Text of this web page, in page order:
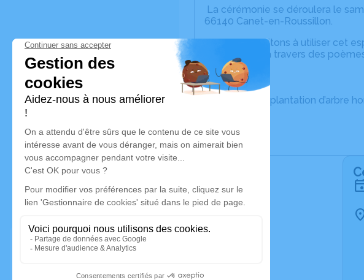
La cérémonie se déroulera le
66140 Canet-en-Roussillon.
Nous vous invitons à utiliser cet
vos pensées à travers des
Un service de plantation d’arbre